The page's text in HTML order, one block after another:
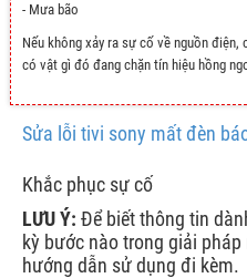
- Mưa bão
Nếu không xảy ra sự cố về nguồn
có vật gì đó đang chặn tín hiệu hồng
Sửa lỗi tivi sony mất đèn
Khắc phục sự cố
LƯU Ý: Để biết thông tin
kỳ bước nào trong giải
hướng dẫn sử dụng đi kèm.